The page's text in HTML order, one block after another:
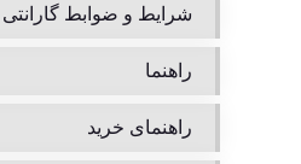
شرایط و ضوابط گارانتی
راهنما
راهنمای خرید